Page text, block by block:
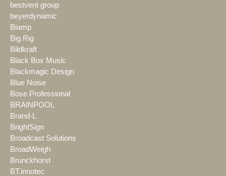
bestvent group
beyerdynamic
Biamp
Big Rig
Bildkraft
Black Box Music
Blackmagic Design
Blue Noise
Bose Professional
BRAINPOOL
Brand-L
BrightSign
Broadcast Solutions
BroadWeigh
Brunckhorst
BT.innotec